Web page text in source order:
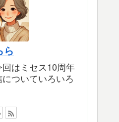
ら
はミセス10周年
ついていろいろ